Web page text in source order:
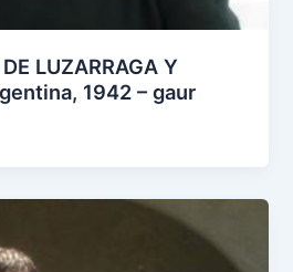
LUZARRAGA Y
1942 – gaur